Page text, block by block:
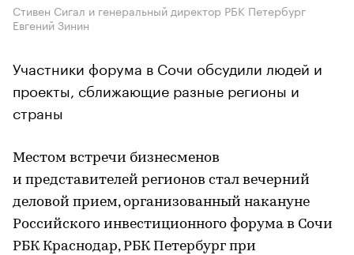
Стивен Сигал и генеральный директор РБК Петербург
Евгений Зинин
Участники форума в Сочи обсудили людей и
проекты, сближающие разные регионы и
страны
Местом встречи бизнесменов
и представителей регионов стал вечерний
деловой прием, организованный накануне
Российского инвестиционного форума в Сочи
РБК Краснодар, РБК Петербург при